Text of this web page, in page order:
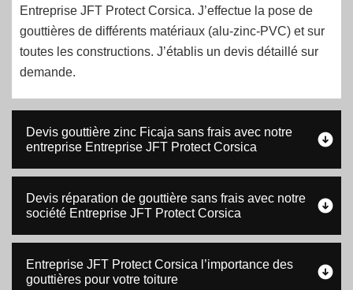
Entreprise JFT Protect Corsica. J’effectue la pose de
gouttières de différents matériaux (alu-zinc-PVC) et sur
toutes les constructions. J’établis un devis détaillé sur
demande.
Devis gouttière zinc Ficaja sans frais avec notre
entreprise Entreprise JFT Protect Corsica
Devis réparation de gouttière sans frais avec notre
société Entreprise JFT Protect Corsica
Entreprise JFT Protect Corsica l’importance des
gouttières pour votre toiture